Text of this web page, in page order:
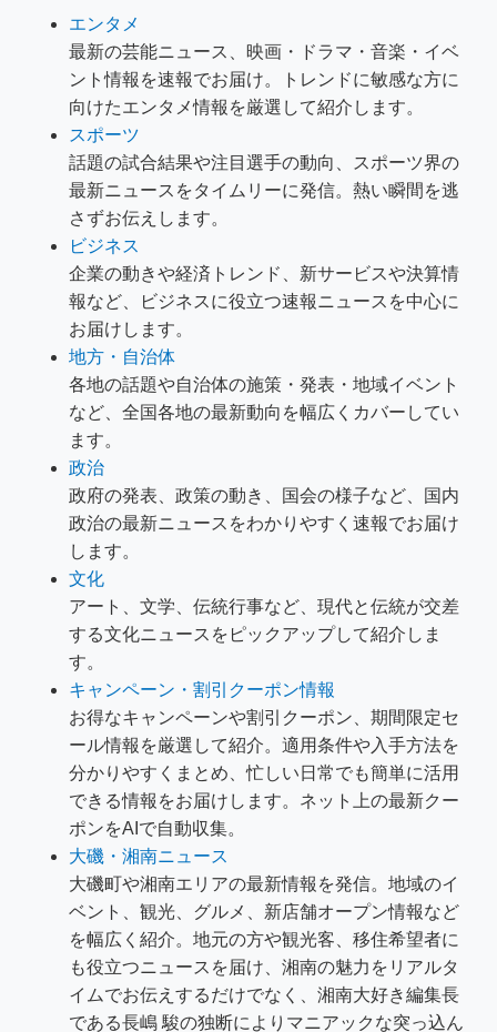
エンタメ
最新の芸能ニュース、映画・ドラマ・音楽・イベ
ント情報を速報でお届け。トレンドに敏感な方に
向けたエンタメ情報を厳選して紹介します。
スポーツ
話題の試合結果や注目選手の動向、スポーツ界の
最新ニュースをタイムリーに発信。熱い瞬間を逃
さずお伝えします。
ビジネス
企業の動きや経済トレンド、新サービスや決算情
報など、ビジネスに役立つ速報ニュースを中心に
お届けします。
地方・自治体
各地の話題や自治体の施策・発表・地域イベント
など、全国各地の最新動向を幅広くカバーしてい
ます。
政治
政府の発表、政策の動き、国会の様子など、国内
政治の最新ニュースをわかりやすく速報でお届け
します。
文化
アート、文学、伝統行事など、現代と伝統が交差
する文化ニュースをピックアップして紹介しま
す。
キャンペーン・割引クーポン情報
お得なキャンペーンや割引クーポン、期間限定セ
ール情報を厳選して紹介。適用条件や入手方法を
分かりやすくまとめ、忙しい日常でも簡単に活用
できる情報をお届けします。ネット上の最新クー
ポンをAIで自動収集。
大磯・湘南ニュース
大磯町や湘南エリアの最新情報を発信。地域のイ
ベント、観光、グルメ、新店舗オープン情報など
を幅広く紹介。地元の方や観光客、移住希望者に
も役立つニュースを届け、湘南の魅力をリアルタ
イムでお伝えするだけでなく、湘南大好き編集長
である長嶋 駿の独断によりマニアックな突っ込ん